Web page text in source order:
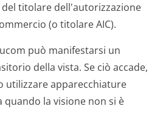
titolare dell'autorizzazione
(o titolare AIC).
può manifestarsi un
della vista. Se ciò accade,
utilizzare apparecchiature
quando la visione non si è